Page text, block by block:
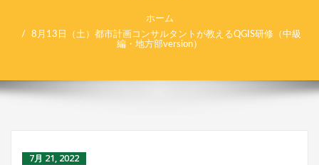
替
ホーム
8月13日（土）都市計画コンサルタントが教えるQGIS研修（中級
編・地方部version）
7月 21, 2022